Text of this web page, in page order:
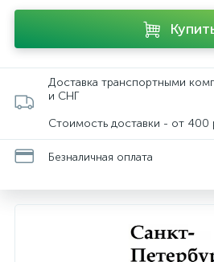
Доставка транспортными
и СНГ
Стоимость доставки - от 400
Безналичная оплата